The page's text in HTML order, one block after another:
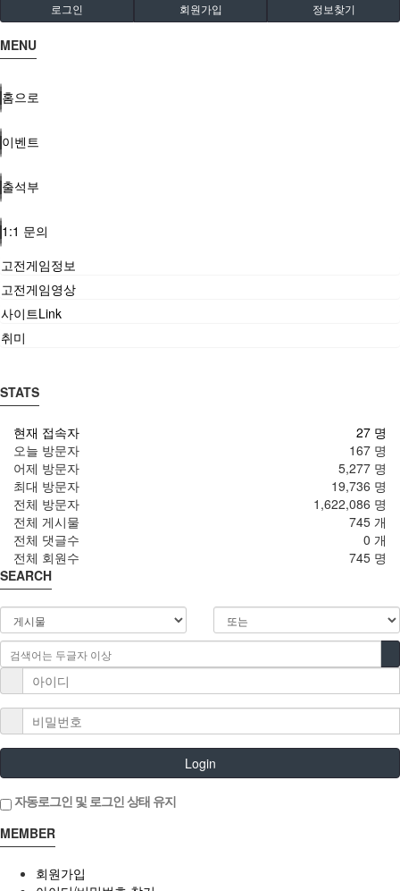
로그인 회원가입 정보찾기
MENU
홈으로
이벤트
출석부
1:1 문의
고전게임정보
고전게임영상
사이트Link
취미
STATS
27 명
현재 접속자
167 명
오늘 방문자
5,277 명
어제 방문자
19,736 명
최대 방문자
1,622,086 명
전체 방문자
745 개
전체 게시물
0 개
전체 댓글수
745 명
전체 회원수
SEARCH
Login
자동로그인 및 로그인 상태 유지
MEMBER
회원가입